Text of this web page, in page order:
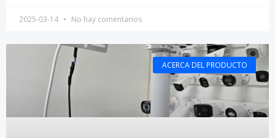
2025-03-14 No hay comentarios
ACERCA DEL PRODUCTO